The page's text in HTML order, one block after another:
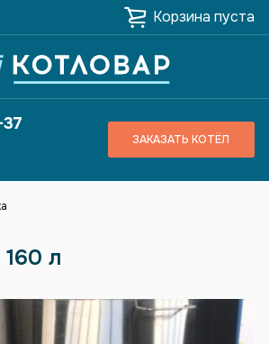
Корзина пуста
ЗАКАЗАТЬ КОТЁЛ
л